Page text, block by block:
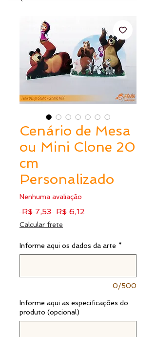
Cenário de Mesa
ou Mini Clone 20
cm
Personalizado
Nenhuma avaliação
R$ 7,53 Preço
R$ 6,12
Calcular frete
Informe aqui os dados da arte *
0/500
Informe aqui as especificações do
produto (opcional)